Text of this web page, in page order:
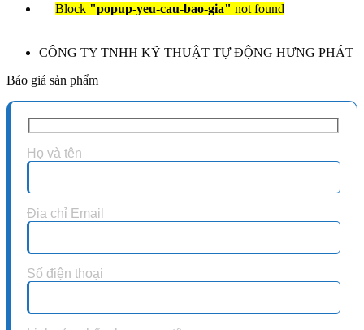
Block "popup-yeu-cau-bao-gia" not found
CÔNG TY TNHH KỸ THUẬT TỰ ĐỘNG HƯNG PHÁT
Báo giá sản phẩm
Họ và tên
Địa chỉ Email
Số điện thoại